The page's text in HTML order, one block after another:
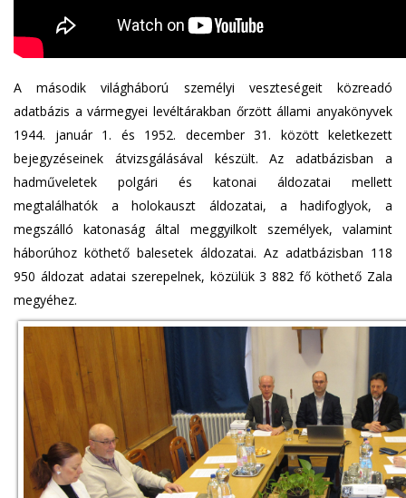
A második világháború személyi veszteségeit közreadó
adatbázis a vármegyei levéltárakban őrzött állami anyakönyvek
1944. január 1. és 1952. december 31. között keletkezett
bejegyzéseinek átvizsgálásával készült. Az adatbázisban a
hadműveletek polgári és katonai áldozatai mellett
megtalálhatók a holokauszt áldozatai, a hadifoglyok, a
megszálló katonaság által meggyilkolt személyek, valamint
háborúhoz köthető balesetek áldozatai. Az adatbázisban 118
950 áldozat adatai szerepelnek, közülük 3 882 fő köthető Zala
megyéhez.